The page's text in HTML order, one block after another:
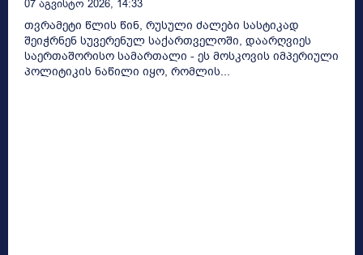
07 Აგვისტო 2026, 14:33
თვრამეტი წლის წინ, რუსული ძალები სასტიკად
შეიჭრნენ სუვერენულ საქართველოში, დაარღვიეს
საერთაშორისო სამართალი - ეს მოსკოვის იმპერიული
პოლიტიკის ნაწილი იყო, რომლის...